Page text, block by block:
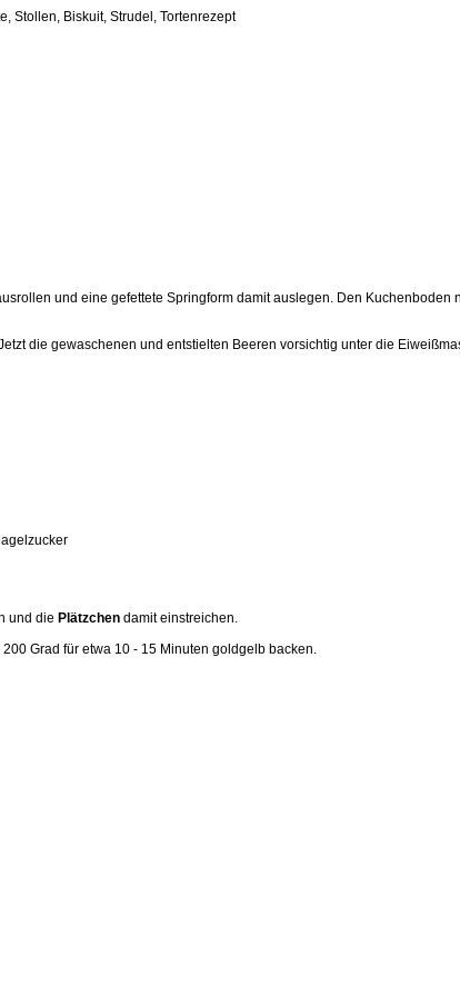
Stollen, Biskuit, Strudel, Tortenrezept
und eine gefettete Springform damit auslegen. Den Kuchenboden
die gewaschenen und entstielten Beeren vorsichtig unter die
und die Plätzchen damit einstreichen.
Grad für etwa 10 - 15 Minuten goldgelb backen.